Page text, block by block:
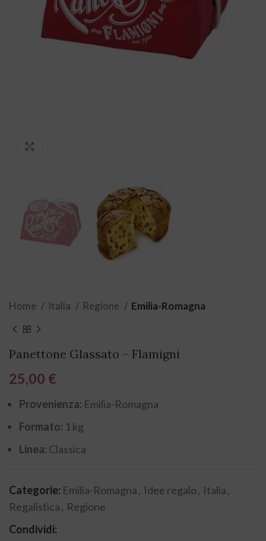
Home Italia Regione Emilia-Romagna
Panettone Glassato – Flamigni
25,00 €
Provenienza: Emilia-Romagna
Formato: 1 kg
Linea: Classica
Categorie: Emilia-Romagna, Idee regalo, Italia,
Regalistica, Regione
Condividi: